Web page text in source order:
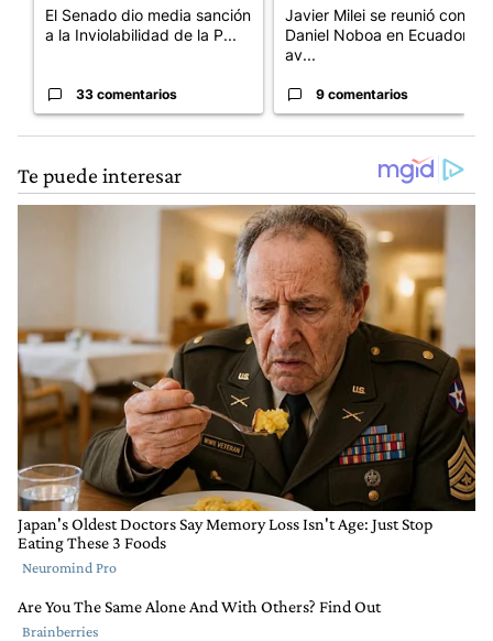
El Senado dio media sanción
a la Inviolabilidad de la P...
33 comentarios
Javier Milei se reunió con
Daniel Noboa en Ecuador y
av...
9 comentarios